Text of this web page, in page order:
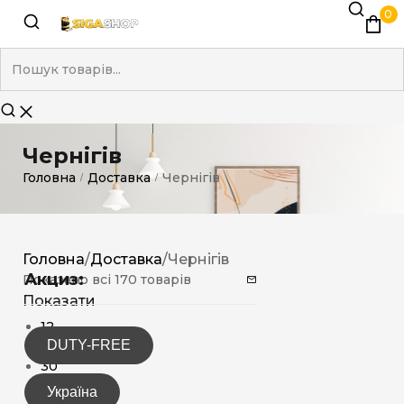
0
Чернігів
Головна / Доставка / Чернігів
Акциз:
DUTY-FREE
Україна
Головна/Доставка/Чернігів
Показано всі 170 товарів
Показати
12
15
30